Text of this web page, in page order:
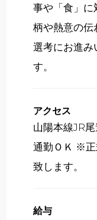
事や「食」に
柄や熱意の伝
選考にお進み
す。
アクセス
山陽本線JR
通勤ＯＫ ※正
致します。
給与